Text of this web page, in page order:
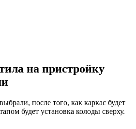
на пристройку
после того, как каркас будет
будет установка колоды сверху.